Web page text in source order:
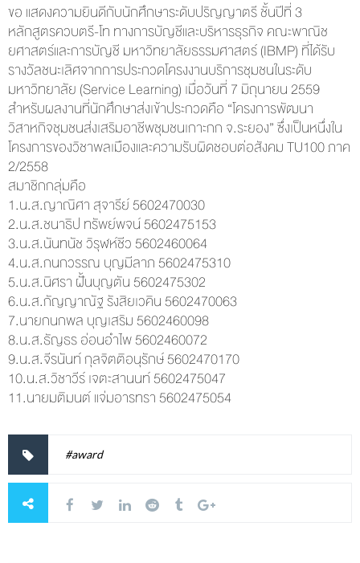
ขอ แสดงความยินดีกับนักศึกษาระดับปริญญาตรี ชั้นปีที่ 3
หลักสูตรควบตรี-โท ทางการบัญชีและบริหารธุรกิจ คณะพาณิช
ยศาสตร์และการบัญชี มหาวิทยาลัยธรรมศาสตร์ (IBMP) ที่ได้รับ
รางวัลชนะเลิศจากการประกวดโครงงานบริการชุมชนในระดับ
มหาวิทยาลัย (Service Learning) เมื่อวันที่ 7 มิถุนายน 2559
สำหรับผลงานที่นักศึกษาส่งเข้าประกวดคือ “โครงการพัฒนา
วิสาหกิจชุมชนส่งเสริมอาชีพชุมชนเกาะกก จ.ระยอง” ซึ่งเป็นหนึ่งใน
โครงการของวิชาพลเมืองและความรับผิดชอบต่อสังคม TU100 ภาค
2/2558
สมาชิกกลุ่มคือ
1.น.ส.ญาณิศา สุจารีย์ 5602470030
2.น.ส.ชนาธิป ทรัพย์พจน์ 5602475153
3.น.ส.นันทนัช วิรุฬห์ชีว 5602460064
4.น.ส.กนกวรรณ บุญมีลาภ 5602475310
5.น.ส.นิศรา ฝั้นบุญตัน 5602475302
6.น.ส.กัญญาณัฐ รังสิยเวคิน 5602470063
7.นายกนกพล บุญเสริม 5602460098
8.น.ส.ธัญธร อ่อนอำไพ 5602460072
9.น.ส.จีรนันท์ กุลจิตติอนุรักษ์ 5602470170
10.น.ส.วิชาวีร์ เจตะสานนท์ 5602475047
11.นายมติมนต์ แจ่มอารทรา 5602475054
#award